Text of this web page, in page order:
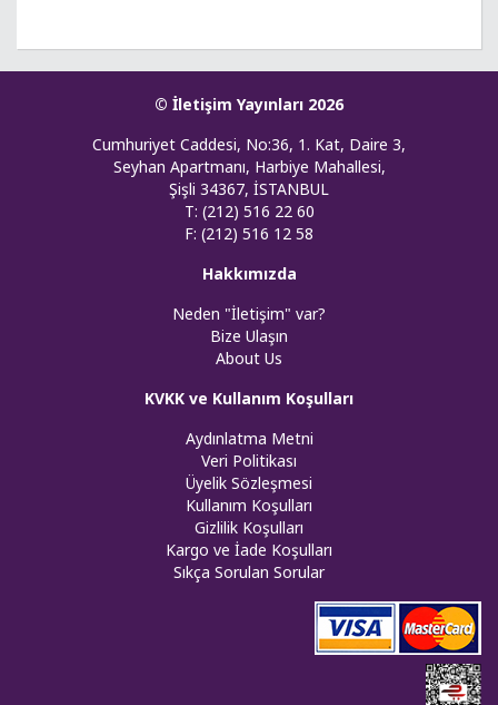
© İletişim Yayınları 2026
Cumhuriyet Caddesi, No:36, 1. Kat, Daire 3,
Seyhan Apartmanı, Harbiye Mahallesi,
Şişli 34367, İSTANBUL
T: (212) 516 22 60
F: (212) 516 12 58
Hakkımızda
Neden "İletişim" var?
Bize Ulaşın
About Us
KVKK ve Kullanım Koşulları
Aydınlatma Metni
Veri Politikası
Üyelik Sözleşmesi
Kullanım Koşulları
Gizlilik Koşulları
Kargo ve İade Koşulları
Sıkça Sorulan Sorular